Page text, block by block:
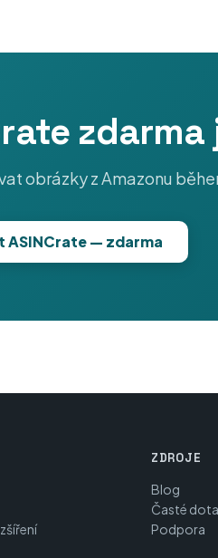
obrázky z Amazonu
ASINCrate — zdarma
ZDROJE
Blog
Časté
Podpora